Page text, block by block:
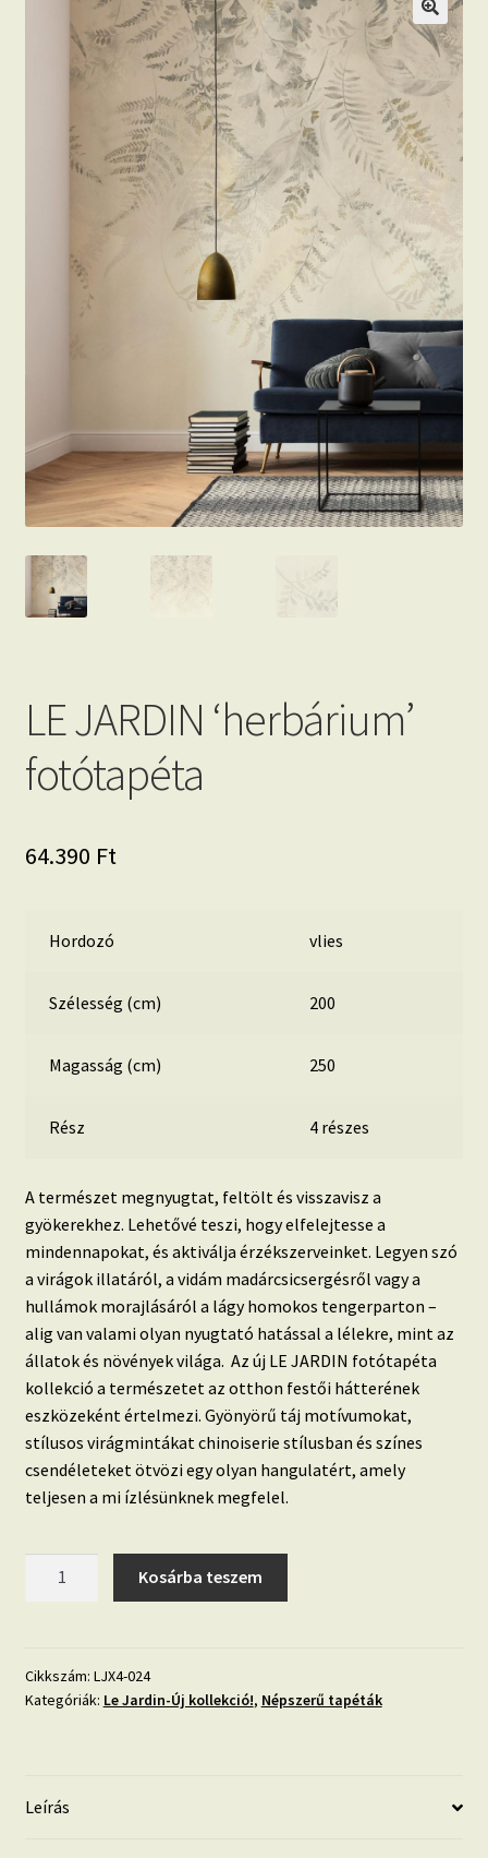
Tapéta BLOG
Mi az a fotótapéta?
Tapétázási tanácsok
Beton hatású tapéták
LE JARDIN ‘herbárium’
fotótapéta
64.390 Ft
Hordozó vlies
Szélesség (cm) 200
Magasság (cm) 250
Rész 4 részes
A természet megnyugtat, feltölt és visszavisz a
gyökerekhez. Lehetővé teszi, hogy elfelejtesse a
mindennapokat, és aktiválja érzékszerveinket. Legyen szó
a virágok illatáról, a vidám madárcsicsergésről vagy a
hullámok morajlásáról a lágy homokos tengerparton –
alig van valami olyan nyugtató hatással a lélekre, mint az
állatok és növények világa. Az új LE JARDIN fotótapéta
kollekció a természetet az otthon festői hátterének
eszközeként értelmezi. Gyönyörű táj motívumokat,
stílusos virágmintákat chinoiserie stílusban és színes
csendéleteket ötvözi egy olyan hangulatért, amely
teljesen a mi ízlésünknek megfelel.
mennyiség
Kosárba teszem
Cikkszám: LJX4-024
Kategóriák: Le Jardin-Új kollekció!, Népszerű tapéták
Leírás